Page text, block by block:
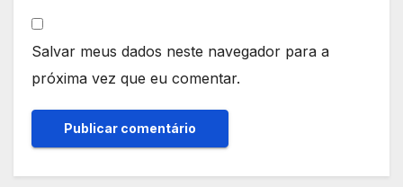
Salvar meus dados neste navegador para a
próxima vez que eu comentar.